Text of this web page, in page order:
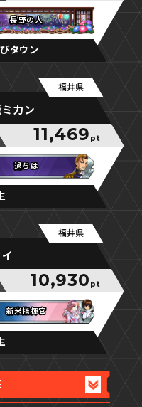
長野の人
長野の人
長野の人
タウン
福井県
力ン
11,469 pt
過ちは
過ちは
過ちは
福井県
10,930 pt
新米指揮官
新米指揮官
新米指揮官